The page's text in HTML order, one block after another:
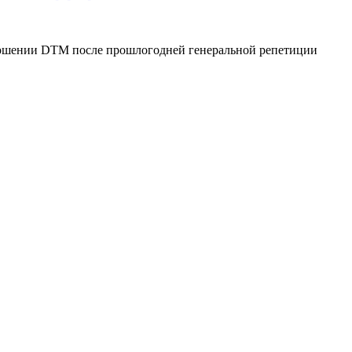
DTM после прошлогодней генеральной репетиции